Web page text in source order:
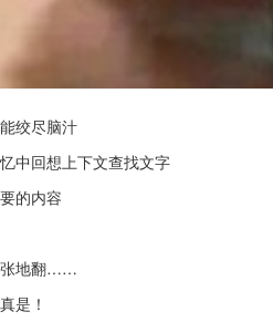
绞尽脑汁
中回想上下文查找文字
的内容
张地翻……
是！